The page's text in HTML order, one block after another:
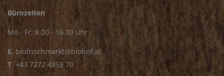
Bürozeiten
Mo - Fr: 8.00 - 16.00 Uhr
E. biofrischmarkt@biohof.at
T. +43 7272 4859 70